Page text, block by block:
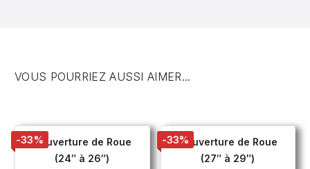
VOUS POURRIEZ AUSSI AIMER...
-33%Couverture de Roue
(24″ à 26″)
-33%Couverture de Roue
(27″ à 29″)